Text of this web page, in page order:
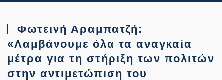
Φωτεινή Αραμπατζή:
«Λαμβάνουμε όλα τα αναγκαία
μέτρα για τη στήριξη των πολιτών
στην αντιμετώπιση του